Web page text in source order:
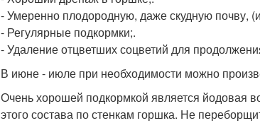
- Умеренно плодородную, даже скудную почву,
- Регулярные подкормки;.
- Удаление отцветших соцветий для
В июне - июле при необходимости можно
Очень хорошей подкормкой является йодовая
этого состава по стенкам горшка. Не